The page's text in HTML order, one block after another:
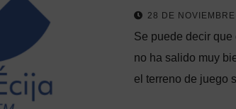
Liverpool
28 DE
Se puede decir
no ha salido muy
el terreno de juego